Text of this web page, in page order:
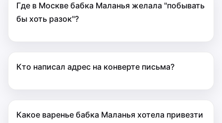
Где в Москве бабка Маланья желала "побывать
бы хоть разок"?
Кто написал адрес на конверте письма?
Какое варенье бабка Маланья хотела привезти